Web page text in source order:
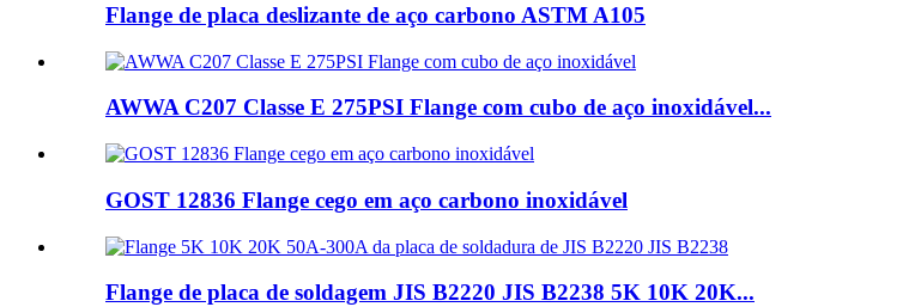
Flange de placa deslizante de aço carbono ASTM A105
AWWA C207 Classe E 275PSI Flange com cubo de aço inoxidável...
GOST 12836 Flange cego em aço carbono inoxidável
Flange de placa de soldagem JIS B2220 JIS B2238 5K 10K 20K...